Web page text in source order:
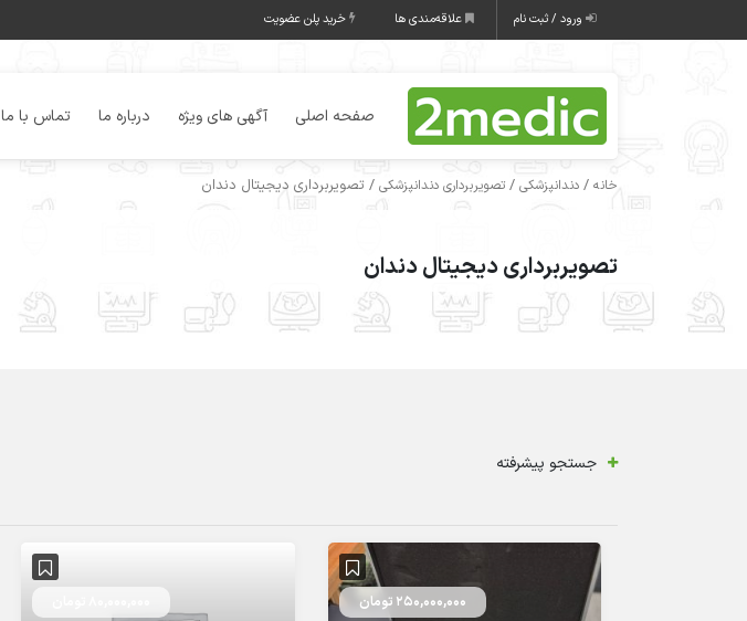
ورود / ثبت نام علاقه‌مندی ها خرید پلن عضویت
صفحه اصلی آگهی های ویژه درباره ما تماس با ما
خانه / دندانپزشکی / تصویربرداری دندانپزشکی / تصویربرداری دیجیتال دندان
تصویربرداری دیجیتال دندان
جستجو پیشرفته
250,000,000 تومان